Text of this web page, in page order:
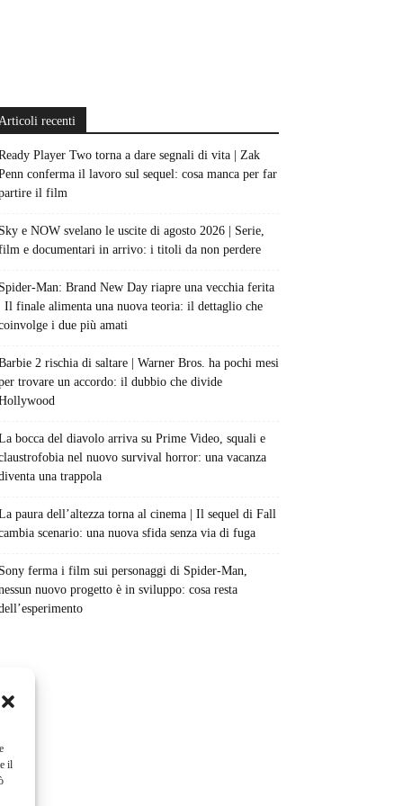
il
recenti
Player Two torna a dare segnali di vita | Zak
conferma il lavoro sul sequel: cosa manca per far
il film
e NOW svelano le uscite di agosto 2026 | Serie,
e documentari in arrivo: i titoli da non perdere
Man: Brand New Day riapre una vecchia ferita
Il finale alimenta una nuova teoria: il dettaglio che
i due più amati
2 rischia di saltare | Warner Bros. ha pochi mesi
trovare un accordo: il dubbio che divide
bocca del diavolo arriva su Prime Video, squali e
nel nuovo survival horror: una vacanza
una trappola
paura dell’altezza torna al cinema | Il sequel di Fall
scenario: una nuova sfida senza via di fuga
ferma i film sui personaggi di Spider-Man,
nuovo progetto è in sviluppo: cosa resta